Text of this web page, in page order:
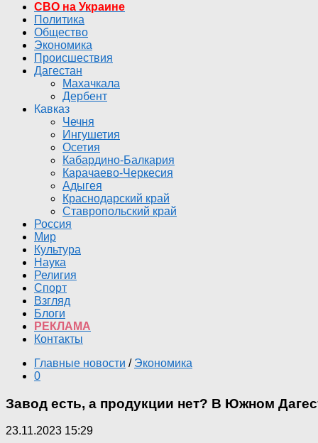
СВО на Украине
Политика
Общество
Экономика
Происшествия
Дагестан
Махачкала
Дербент
Кавказ
Чечня
Ингушетия
Осетия
Кабардино-Балкария
Карачаево-Черкесия
Адыгея
Краснодарский край
Ставропольский край
Россия
Мир
Культура
Наука
Религия
Спорт
Взгляд
Блоги
РЕКЛАМА
Контакты
Главные новости / Экономика
0
Завод есть, а продукции нет? В Южном
23.11.2023 15:29